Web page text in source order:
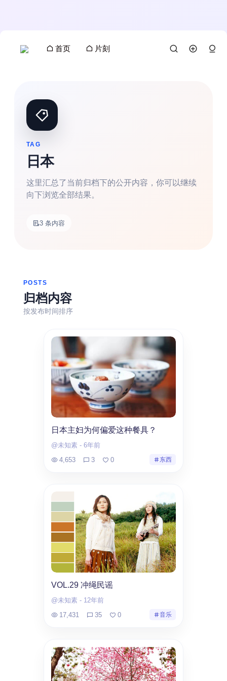
首页 片刻
生活 音乐
摄影
TAG
日本
这里汇总了当前归档下的公开内容，你可以继续
向下浏览全部结果。
3 条内容
POSTS
归档内容
按发布时间排序
日本主妇为何偏爱这种餐具？
@未知素 - 6年前
4,653
3 0 东西
VOL.29 冲绳民谣
@未知素 - 12年前
17,431
35 0 音乐